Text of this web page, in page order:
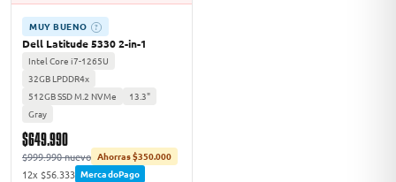
ACER
MUY BUENO ?
Dell Latitude 5330 2-in-1
Intel Core i7-1265U
32GB LPDDR4x
512GB SSD M.2 NVMe
13.3"
Gray
$649.990
$999.990 nuevo Ahorras $350.000
12x $56.333 MercadoPago